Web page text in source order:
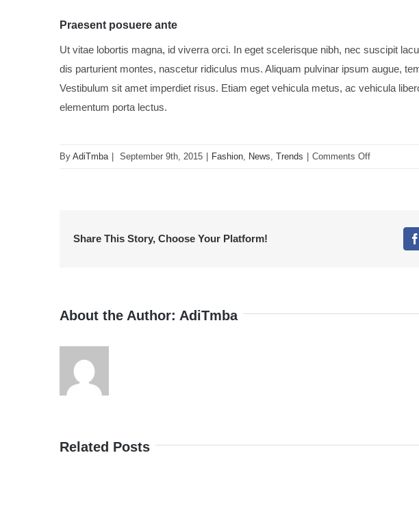
Praesent posuere ante
Ut vitae lobortis magna, id viverra orci. In eget scelerisque nibh, nec suscipit
dis parturient montes, nascetur ridiculus mus. Aliquam pulvinar ipsum augue,
Vestibulum sit amet imperdiet risus. Etiam eget vehicula metus, ac vehicula
elementum porta lectus.
By AdiTmba September 9th, 2015 Fashion, News, Trends Comments Offon
Share This Story, Choose Your Platform!
About the Author: AdiTmba
Related Posts